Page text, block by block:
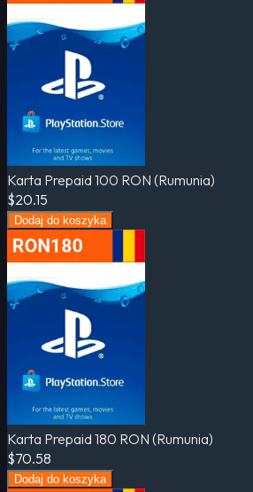
Karta Prepaid 100 RON (Rumunia)
$20.15
Dodaj do koszyka
Karta Prepaid 180 RON (Rumunia)
$70.58
Dodaj do koszyka